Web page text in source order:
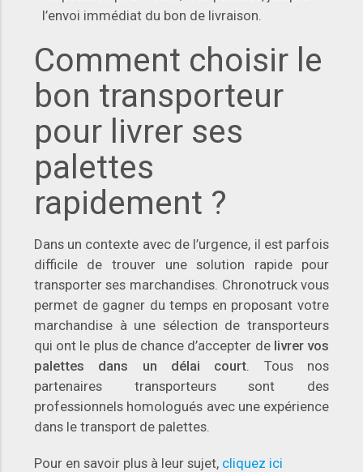
l’envoi immédiat du bon de livraison.
Comment choisir le
bon transporteur
pour livrer ses
palettes
rapidement ?
Dans un contexte avec de l’urgence, il est parfois
difficile de trouver une solution rapide pour
transporter ses marchandises. Chronotruck vous
permet de gagner du temps en proposant votre
marchandise à une sélection de transporteurs
qui ont le plus de chance d’accepter de livrer vos
palettes dans un délai court . Tous nos
partenaires transporteurs sont des
professionnels homologués avec une expérience
dans le transport de palettes.
Pour en savoir plus à leur sujet, cliquez ici